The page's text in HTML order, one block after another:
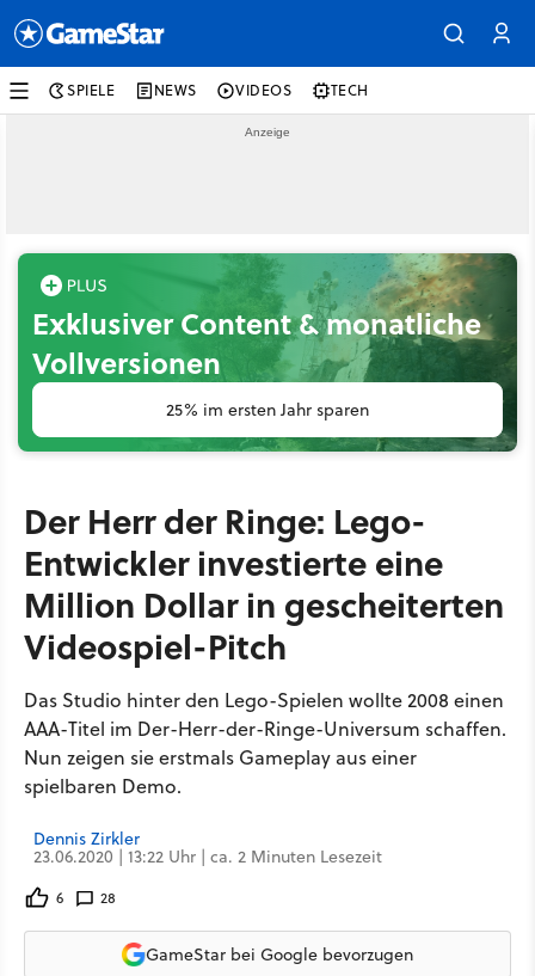
SPIELE NEWS VIDEOS TECH
Exklusiver Content & monatliche
Vollversionen
25% im ersten Jahr sparen
Der Herr der Ringe: Lego-
Entwickler investierte eine
Million Dollar in gescheiterten
Videospiel-Pitch
Das Studio hinter den Lego-Spielen wollte 2008 einen
AAA-Titel im Der-Herr-der-Ringe-Universum schaffen.
Nun zeigen sie erstmals Gameplay aus einer
spielbaren Demo.
Dennis Zirkler
23.06.2020 | 13:22 Uhr | ca. 2 Minuten Lesezeit
6 28
GameStar bei Google bevorzugen